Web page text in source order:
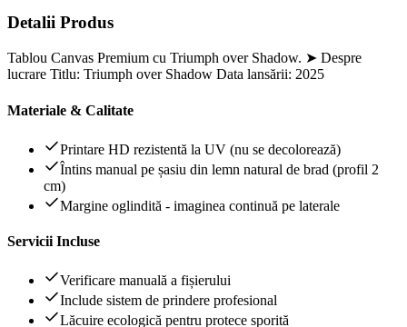
Detalii Produs
Tablou Canvas Premium cu Triumph over Shadow. ➤ Despre
lucrare Titlu: Triumph over Shadow Data lansării: 2025
Materiale & Calitate
Printare HD rezistentă la UV (nu se decolorează)
Întins manual pe șasiu din lemn natural de brad (profil 2
cm)
Margine oglindită - imaginea continuă pe laterale
Servicii Incluse
Verificare manuală a fișierului
Include sistem de prindere profesional
Lăcuire ecologică pentru protece sporită